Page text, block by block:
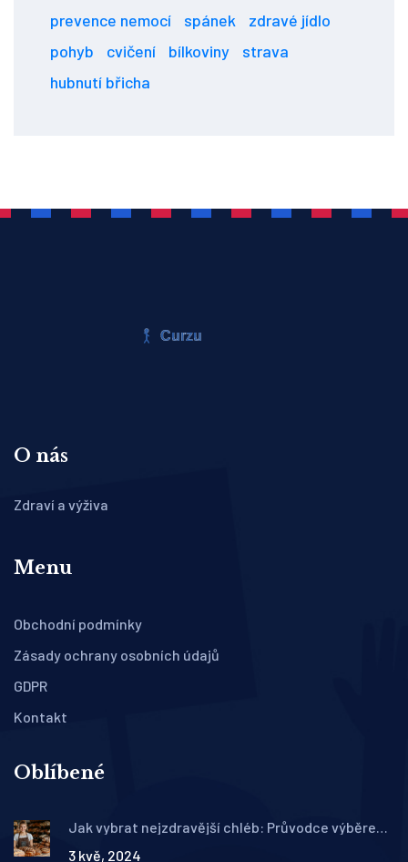
prevence nemocí
spánek
zdravé jídlo
pohyb
cvičení bílkoviny
strava
hubnutí břicha
O nás
Zdraví a výživa
Menu
Obchodní podmínky
Zásady ochrany osobních údajů
GDPR
Kontakt
Oblíbené
Jak vybrat nejzdravější chléb: Průvodce výběrem
3 kvě, 2024